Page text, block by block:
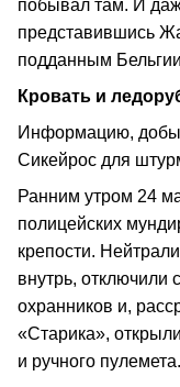
побывал там. И
представившись
подданным
Кровать и
Информацию,
Сикейрос для
Ранним утром 24
полицейских
крепости.
внутрь, отключили
охранников и,
«Старика»,
и ручного пулемета.